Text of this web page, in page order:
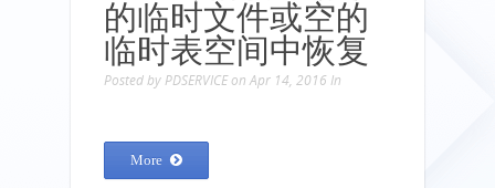
的临时文件或空的
临时表空间中恢复
Posted by PDSERVICE on Apr 14, 2016 In
More